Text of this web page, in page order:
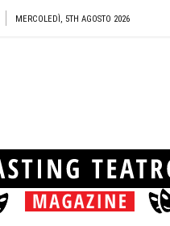
MERCOLEDÌ, 5TH AGOSTO 2026